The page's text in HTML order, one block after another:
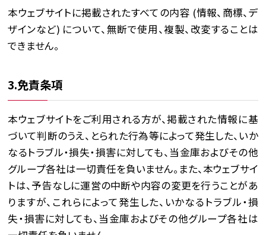
本ウェブサイトに掲載されたすべての内容 (情報、商標、デ
ザインなど) について、無断で使用、複製、改変することは
できません。
3.免責条項
本ウェブサイトをご利用される方が、掲載された情報に基
づいて判断のうえ、とられた行為等によって発生した、いか
なるトラブル・損失・損害に対しても、当金庫およびその他
グループ各社は一切責任を負いません。また、本ウェブサイ
トは、予告なしに運営の中断や内容の変更を行うことがあ
りますが、これらによって発生した、いかなるトラブル・損
失・損害に対しても、当金庫およびその他グループ各社は